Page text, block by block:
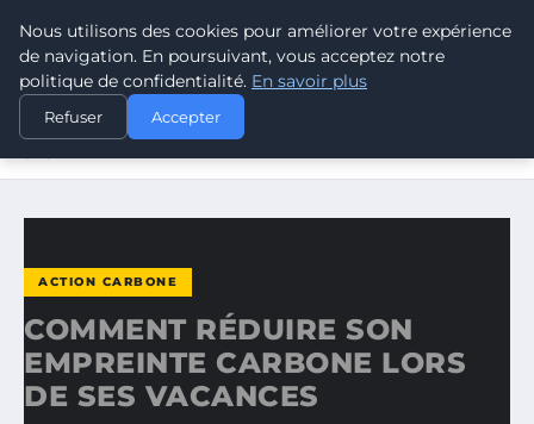
CLIMATE RESPONSE BLOG
ACCUEIL
ACTION CARBONE
COMMENT RÉDUIRE SON EMPREINTE CARBONE LORS DE
ACTION CARBONE
COMMENT RÉDUIRE SON
EMPREINTE CARBONE LORS
DE SES VACANCES
Nous utilisons des cookies pour améliorer votre expérience
de navigation. En poursuivant, vous acceptez notre
politique de confidentialité. En savoir plus
Refuser Accepter